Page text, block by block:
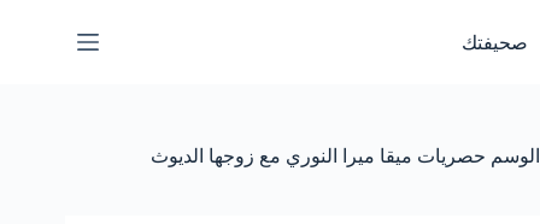
المحتوى
صحيفتك
الوسم حصريات ميقا ميرا النوري مع زوجها الديوث